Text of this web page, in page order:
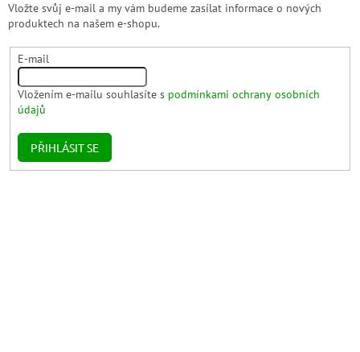
Vložte svůj e-mail a my vám budeme zasílat informace o nových
produktech na našem e-shopu.
E-mail
Vložením e-mailu souhlasíte s podmínkami ochrany osobních
údajů
PŘIHLÁSIT SE